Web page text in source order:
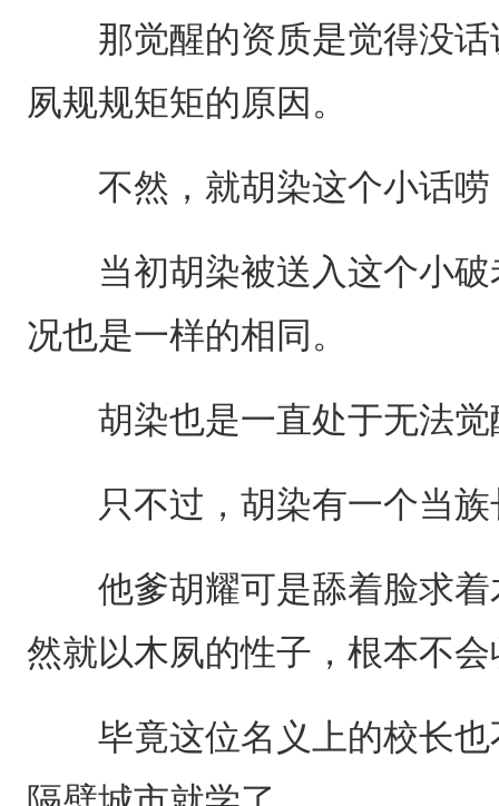
那觉醒的资质是觉得没话
夙规规矩矩的原因。
不然，就胡染这个小话唠
当初胡染被送入这个小破
况也是一样的相同。
胡染也是一直处于无法觉
只不过，胡染有一个当族
他爹胡耀可是舔着脸求着
然就以木夙的性子，根本不
毕竟这位名义上的校长也